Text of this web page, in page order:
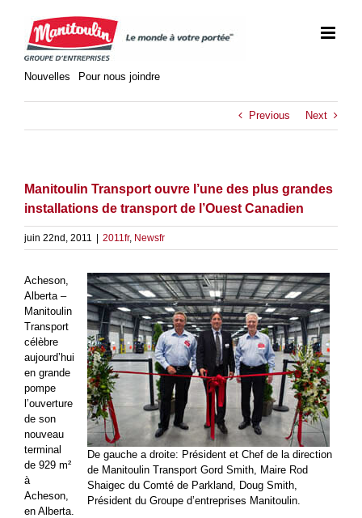
content
Pour nous joindre
Nouvelles
Previous Next
Manitoulin Transport ouvre l’une des plus grandes
installations de transport de l’Ouest Canadien
juin 22nd, 2011 2011fr, Newsfr
De gauche a droite: Président et Chef de la direction
de Manitoulin Transport Gord Smith, Maire Rod
Shaigec du Comté de Parkland, Doug Smith,
Président du Groupe d’entreprises Manitoulin.
Acheson,
Alberta –
Manitoulin
Transport
célèbre
aujourd’hui
en grande
pompe
l’ouverture
de son
nouveau
terminal
de 929 m²
à
Acheson,
en Alberta.